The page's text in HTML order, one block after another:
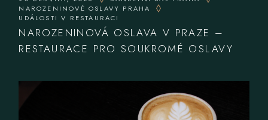
NAROZENINOVÉ OSLAVY PRAHA
UDÁLOSTI V RESTAURACI
NAROZENINOVÁ OSLAVA V PRAZE –
RESTAURACE PRO SOUKROMÉ OSLAVY